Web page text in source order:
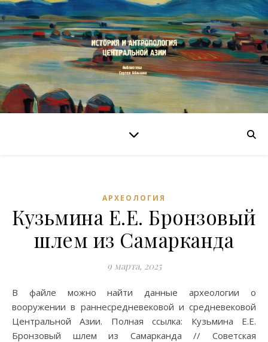
АРХЕОЛОГИЯ
Кузьмина Е.Е. Бронзовый
шлем из Самарканда
9 марта, 2025
В файле можно найти данные археологии о
вооружении в раннесредневековой и средневековой
Центральной Азии. Полная ссылка: Кузьмина Е.Е.
Бронзовый шлем из Самарканда // Советская